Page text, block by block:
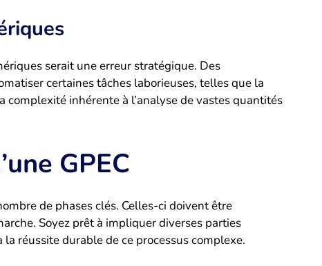
serait une erreur stratégique. Des
certaines tâches laborieuses, telles que la
inhérente à l’analyse de vastes quantités
GPEC
de phases clés. Celles-ci doivent être
Soyez prêt à impliquer diverses parties
réussite durable de ce processus complexe.